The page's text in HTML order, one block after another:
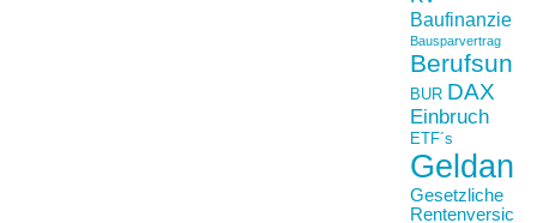
Bausparvertrag
BUR DAX
Einbruch
ETF´s
Gesetzliche